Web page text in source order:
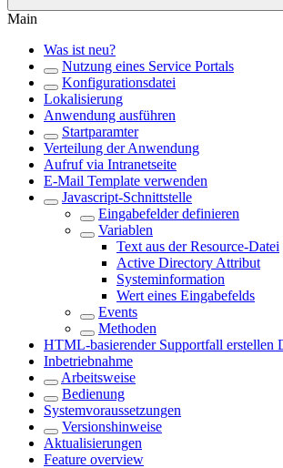
Main
Was ist neu?
Nutzung eines Service Portals
Konfigurationsdatei
Lokalisierung
Anwendung ausführen
Startparamter
Verteilung der Anwendung
Aufruf via Intranetseite
E-Mail Template verwenden
Javascript-Schnittstelle
Eingabefelder definieren
Variablen
Text aus der Resource-Datei
Active Directory Attribut
Systeminformation
Wert eines Eingabefelds
Events
Methoden
HTML-basierender Supportfall erstellen
Inbetriebnahme
Arbeitsweise
Bedienung
Systemvoraussetzungen
Versionshinweise
Aktualisierungen
Feature overview